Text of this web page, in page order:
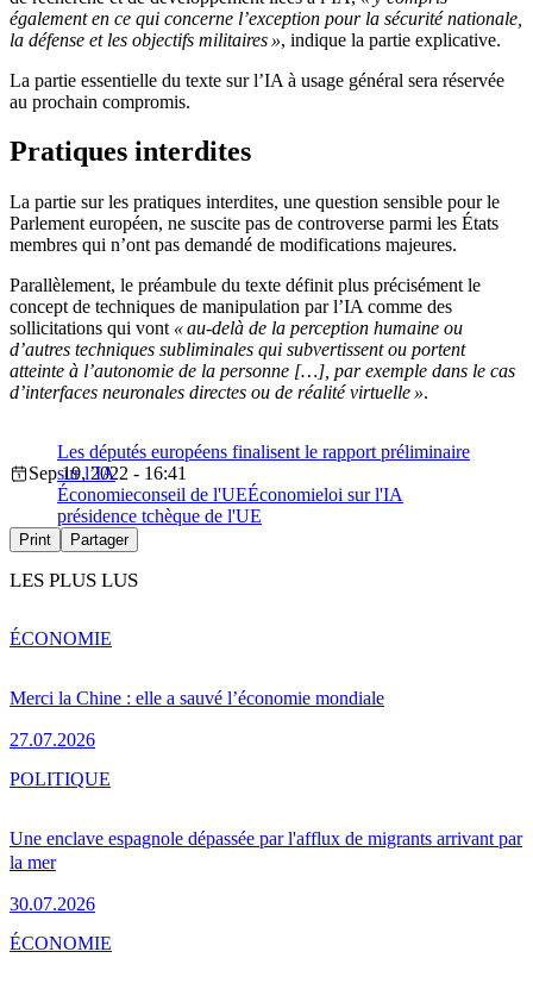
également en ce qui concerne l’exception pour la sécurité nationale,
la défense et les objectifs militaires », indique la partie explicative.
La partie essentielle du texte sur l’IA à usage général sera réservée
au prochain compromis.
Pratiques interdites
La partie sur les pratiques interdites, une question sensible pour le
Parlement européen, ne suscite pas de controverse parmi les États
membres qui n’ont pas demandé de modifications majeures.
Parallèlement, le préambule du texte définit plus précisément le
concept de techniques de manipulation par l’IA comme des
sollicitations qui vont « au-delà de la perception humaine ou
d’autres techniques subliminales qui subvertissent ou portent
atteinte à l’autonomie de la personne […], par exemple dans le cas
d’interfaces neuronales directes ou de réalité virtuelle ».
Les députés européens finalisent le rapport préliminaire
sur l’IA
Sep 19, 2022 - 16:41
Économieconseil de l'UEÉconomieloi sur l'IA
présidence tchèque de l'UE
Print Partager
LES PLUS LUS
Merci la Chine : elle a sauvé l’économie mondiale
27.07.2026
ÉCONOMIE
Une enclave espagnole dépassée par l'afflux de migrants arrivant par
la mer
30.07.2026
POLITIQUE
ÉCONOMIE